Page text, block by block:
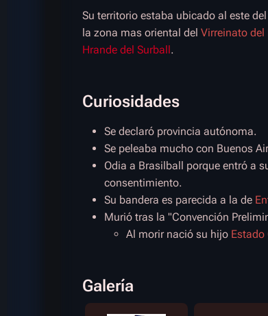
Su territorio estaba ubicado al este
la zona mas oriental del Virreinato del
Hrande del Surball.
Curiosidades
Se declaró provincia autónoma.
Se peleaba mucho con Buenos
Odia a Brasilball porque entró a
consentimiento.
Su bandera es parecida a la de
Murió tras la "Convención
Al morir nació su hijo Estado
Galería